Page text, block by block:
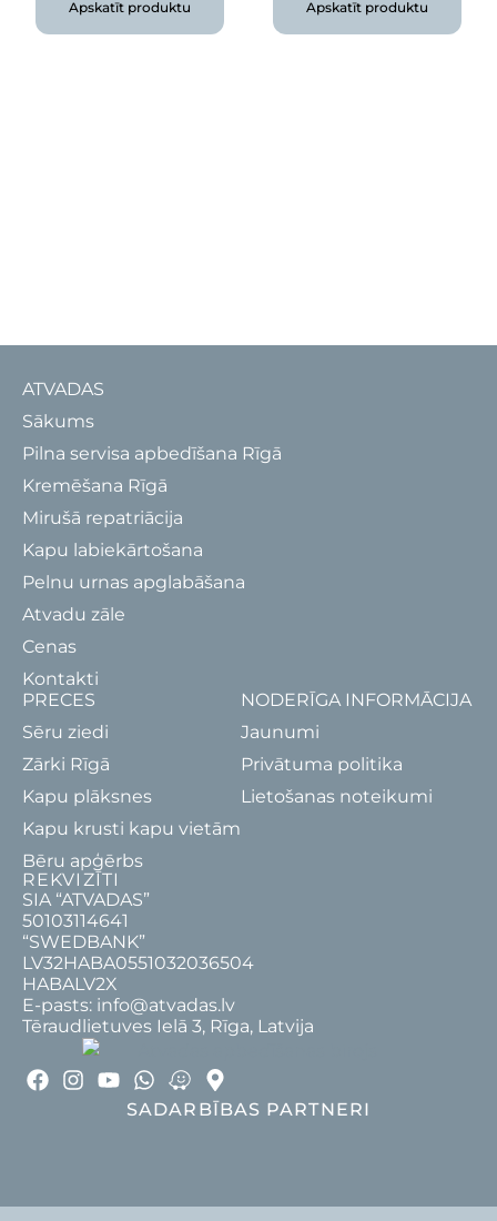
Apskatīt produktu Apskatīt produktu
ATVADAS
Sākums
Pilna servisa apbedīšana Rīgā
Kremēšana Rīgā
Mirušā repatriācija
Kapu labiekārtošana
Pelnu urnas apglabāšana
Atvadu zāle
Cenas
Kontakti
PRECES
Sēru ziedi
Zārki Rīgā
Kapu plāksnes
Kapu krusti kapu vietām
Bēru apģērbs
NODERĪGA INFORMĀCIJA
Jaunumi
Privātuma politika
Lietošanas noteikumi
REKVIZĪTI
SIA “ATVADAS”
50103114641
“SWEDBANK”
LV32HABA0551032036504
HABALV2X
E-pasts: info@atvadas.lv
Tēraudlietuves Ielā 3, Rīga, Latvija
SADARBĪBAS PARTNERI